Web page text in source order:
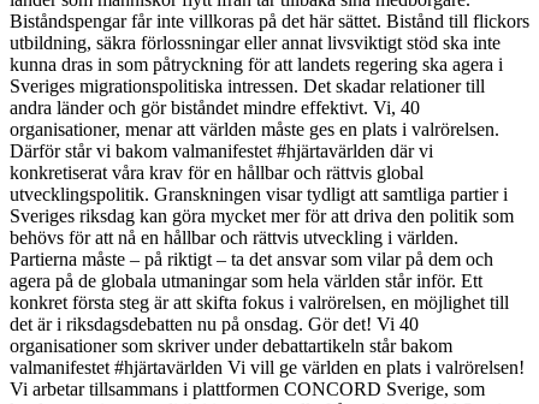
Biståndspengar får inte villkoras på det här sättet. Bistånd till flickors
utbildning, säkra förlossningar eller annat livsviktigt stöd ska inte
kunna dras in som påtryckning för att landets regering ska agera i
Sveriges migrationspolitiska intressen. Det skadar relationer till
andra länder och gör biståndet mindre effektivt. Vi, 40
organisationer, menar att världen måste ges en plats i valrörelsen.
Därför står vi bakom valmanifestet #hjärtavärlden där vi
konkretiserat våra krav för en hållbar och rättvis global
utvecklingspolitik. Granskningen visar tydligt att samtliga partier i
Sveriges riksdag kan göra mycket mer för att driva den politik som
behövs för att nå en hållbar och rättvis utveckling i världen.
Partierna måste – på riktigt – ta det ansvar som vilar på dem och
agera på de globala utmaningar som hela världen står inför. Ett
konkret första steg är att skifta fokus i valrörelsen, en möjlighet till
det är i riksdagsdebatten nu på onsdag. Gör det! Vi 40
organisationer som skriver under debattartikeln står bakom
valmanifestet #hjärtavärlden Vi vill ge världen en plats i valrörelsen!
Vi arbetar tillsammans i plattformen CONCORD Sverige, som